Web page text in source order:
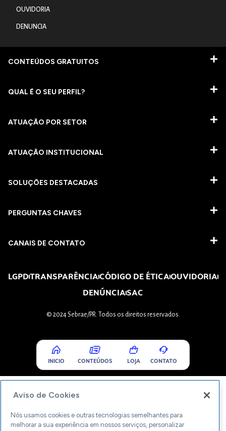
OUVIDORIA
DENUNCIA
CONTEÚDOS GRATUITOS
QUAL É O SEU PERFIL?
ATUAÇÃO POR SETOR
ATUAÇÃO INSTITUCIONAL
SOLUÇÕES DESTACADAS
PERGUNTAS CHAVES​
CANAIS DE CONTATO
LGPDTRANSPARÊNCIACÓDIGO DE ÉTICAOUVIDORIA
DENÚNCIASAC
© 2024 Sebrae/PR. Todos os direitos reservados.
INICIO CONTEÚDOS LOJA CONTATO
Aviso de Cookies
Nós usamos cookies e outras tecnologias semelhantes para
melhorar a sua experiência em nossos serviços, personalizar